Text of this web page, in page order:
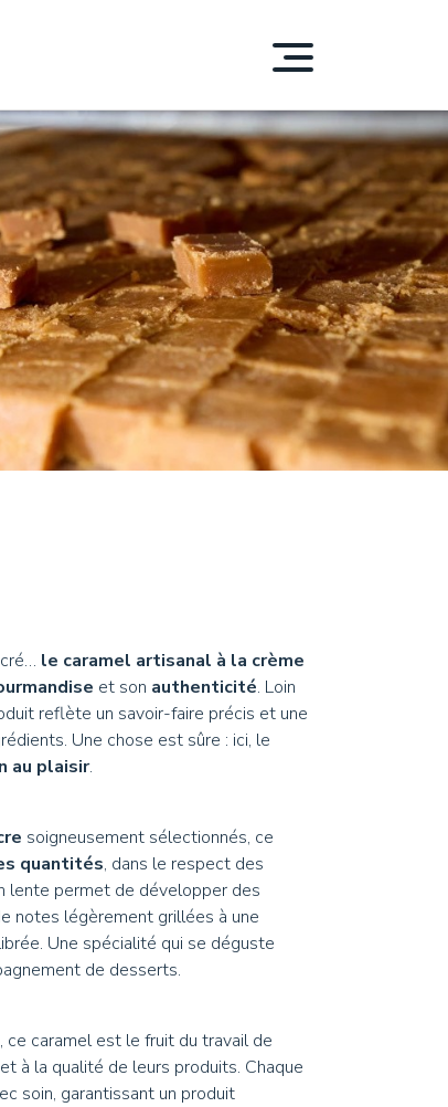
le caramel artisanal à la crème
et son authenticité. Loin
reflète un savoir-faire précis et une
Une chose est sûre : ici, le
au plaisir.
soigneusement sélectionnés, ce
quantités, dans le respect des
lente permet de développer des
notes légèrement grillées à une
Une spécialité qui se déguste
de desserts.
, ce caramel est le fruit du travail de
à la qualité de leurs produits. Chaque
soin, garantissant un produit